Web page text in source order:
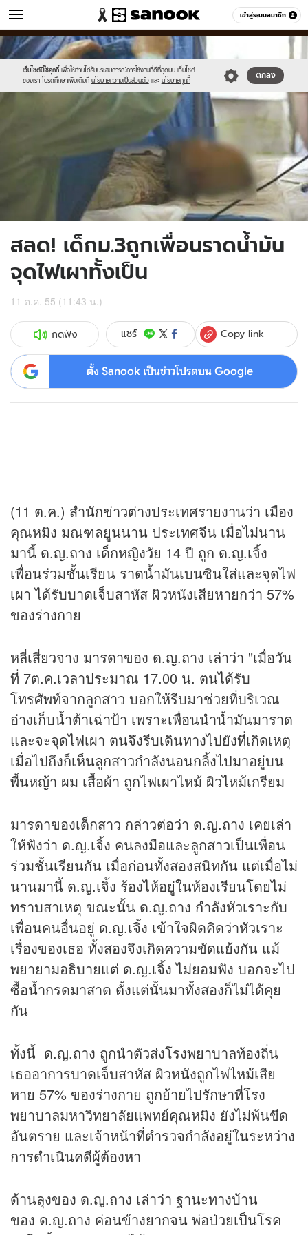
เข้าสู่ระบบสมาชิก
ข่าว หมวดอื่นๆ
เว็บไซต์นี้ใช้คุกกี้ เพื่อให้ท่านได้รับประสบการณ์การใช้งานที่ดีที่สุดบน เว็บไซต์
ของเรา โปรดศึกษาเพิ่มเติมที่ นโยบายความเป็นส่วนตัว และ นโยบายคุกกี้
ตกลง
Sanook
//s.isanook.com/sr/0/images/logo-
new-
sanook.png
600
60
//s.isanook.com/ns/0/ud/229/1147321/untitled-
1_copy.jpg
สลด! เด็กม.3ถูกเพื่อนราดน้ำมัน
จุดไฟเผาทั้งเป็น
11 ต.ค. 55 (11:43 น.)
กดฟัง แชร์ Copy link
ตั้ง Sanook เป็นข่าวโปรดบน Google
(11 ต.ค.) สำนักข่าวต่างประเทศรายงานว่า เมือง
คุณหมิง มณฑลยูนนาน ประเทศจีน เมื่อไม่นาน
มานี้ ด.ญ.ถาง เด็กหญิงวัย 14 ปี ถูก ด.ญ.เจิ้ง
เพื่อนร่วมชั้นเรียน ราดน้ำมันเบนซินใส่และจุดไฟ
เผา ได้รับบาดเจ็บสาหัส ผิวหนังเสียหายกว่า 57%
ของร่างกาย
หลี่เสี่ยวจาง มารดาของ ด.ญ.ถาง เล่าว่า "เมื่อวัน
ที่ 7ต.ค.เวลาประมาณ 17.00 น. ตนได้รับ
โทรศัพท์จากลูกสาว บอกให้รีบมาช่วยที่บริเวณ
อ่างเก็บน้ำต้าเฉ่าป้า เพราะเพื่อนนำน้ำมันมาราด
และจะจุดไฟเผา ตนจึงรีบเดินทางไปยังที่เกิดเหตุ
เมื่อไปถึงก็เห็นลูกสาวกำลังนอนกลิ้งไปมาอยู่บน
พื้นหญ้า ผม เสื้อผ้า ถูกไฟเผาไหม้ ผิวไหม้เกรียม
มารดาของเด็กสาว กล่าวต่อว่า ด.ญ.ถาง เคยเล่า
ให้ฟังว่า ด.ญ.เจิ้ง คนลงมือและลูกสาวเป็นเพื่อน
ร่วมชั้นเรียนกัน เมื่อก่อนทั้งสองสนิทกัน แต่เมื่อไม่
นานมานี้ ด.ญ.เจิ้ง ร้องไห้อยู่ในห้องเรียนโดยไม่
ทราบสาเหตุ ขณะนั้น ด.ญ.ถาง กำลังหัวเราะกับ
เพื่อนคนอื่นอยู่ ด.ญ.เจิ้ง เข้าใจผิดคิดว่าหัวเราะ
เรื่องของเธอ ทั้งสองจึงเกิดความขัดแย้งกัน แม้
พยายามอธิบายแต่ ด.ญ.เจิ้ง ไม่ยอมฟัง บอกจะไป
ซื้อน้ำกรดมาสาด ตั้งแต่นั้นมาทั้งสองก็ไม่ได้คุย
กัน
ทั้งนี้ ด.ญ.ถาง ถูกนำตัวส่งโรงพยาบาลท้องถิ่น
เธออาการบาดเจ็บสาหัส ผิวหนังถูกไฟไหม้เสีย
หาย 57% ของร่างกาย ถูกย้ายไปรักษาที่โรง
พยาบาลมหาวิทยาลัยแพทย์คุณหมิง ยังไม่พ้นขีด
อันตราย และเจ้าหน้าที่ตำรวจกำลังอยู่ในระหว่าง
การดำเนินคดีผู้ต้องหา
ด้านลุงของ ด.ญ.ถาง เล่าว่า ฐานะทางบ้าน
ของ ด.ญ.ถาง ค่อนข้างยากจน พ่อป่วยเป็นโรค